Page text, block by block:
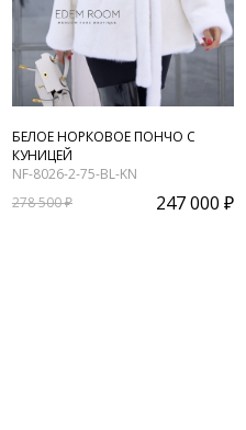
БЕЛОЕ НОРКОВОЕ ПОНЧО С
КУНИЦЕЙ
NF-8026-2-75-BL-KN
278 500 ₽
247 000 ₽